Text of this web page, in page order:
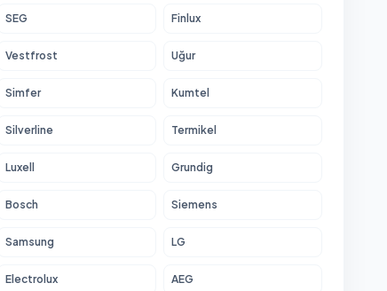
SEG Finlux
Vestfrost Uğur
Simfer Kumtel
Silverline Termikel
Luxell Grundig
Bosch Siemens
Samsung LG
Electrolux AEG